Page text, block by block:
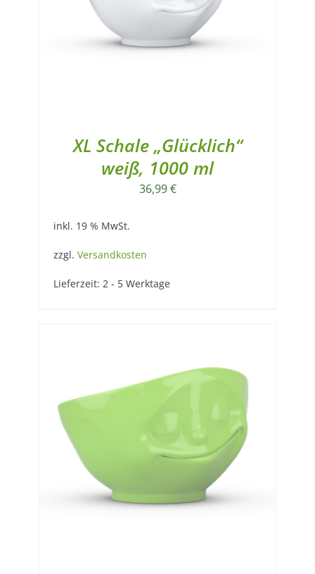
XL Schale „Glücklich“
weiß, 1000 ml
36,99€
inkl. 19 % MwSt.
zzgl. Versandkosten
Lieferzeit: 2 - 5 Werktage